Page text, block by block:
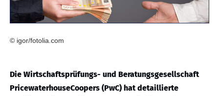
© igor/fotolia.com
Die Wirtschaftsprüfungs- und Beratungsgesellschaft
PricewaterhouseCoopers (PwC) hat detaillierte